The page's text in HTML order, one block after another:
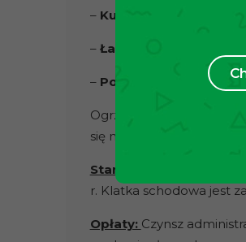
– Kuchnia: opiekacz,
– Łazienka:
– Pom. Techniczne:
Ogrzewanie oraz ciepła
się monitoring.
Stan budynku:
r. Klatka schodowa jest
Opłaty: Czynsz